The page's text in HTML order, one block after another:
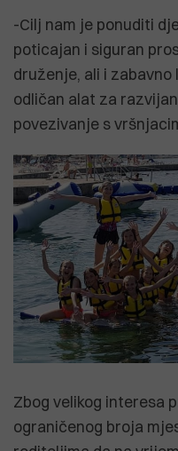
-Cilj nam je ponuditi
poticajan i siguran
druženje, ali i
odličan alat za
povezivanje s
Zbog velikog interesa
ograničenog broja